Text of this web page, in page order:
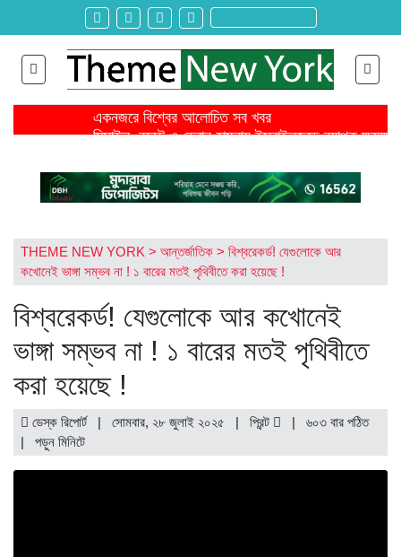
একনজরে বিশ্বের আলোচিত সব খবর
মিসাইল, রকেট ও ড্রোন হামলায় ইসরাইলজুড়ে ব্যাপক
ঐকমত্য কমিশনের বৈঠক থেকে বিএনপির ওয়াকআউট
এনসিপির সমাবেশে ছোটাছুটি, ড্রোনকে মিসাইল ভেবে গুজব
তৌকিরের সাথে সেদিন কী হয়েছিল বিমান দুর্ঘটনার আগে?
রাইসার জন্য আইসক্রিম আনতে গিয়ে বেঁচে যায় বড় বোন
বহিষ্কৃত ২ ছাত্রদল নেতা ও নিষিদ্ধ সংগঠন ছাত্রলীগ কর্মীর
THEME NEW YORK > আন্তর্জাতিক > বিশ্বরেকর্ড! যেগুলোকে আর
কখোনেই ভাঙ্গা সম্ভব না ! ১ বারের মতই পৃথিবীতে করা হয়েছে !
বিশ্বরেকর্ড! যেগুলোকে আর কখোনেই
ভাঙ্গা সম্ভব না ! ১ বারের মতই পৃথিবীতে
করা হয়েছে !
ডেস্ক রিপোর্ট | সোমবার, ২৮ জুলাই ২০২৫ | প্রিন্ট | ৬০৩ বার পঠিত
| পড়ুন মিনিটে